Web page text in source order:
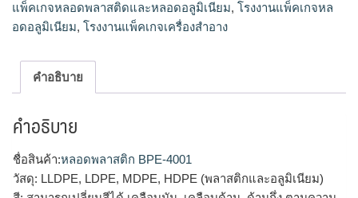
แพ็คเกจหลอดพลาสติดและหลอดอลูมิเนียม, โรงงานแพ็คเกจหล
อดอลูมิเนียม, โรงงานแพ็คเกจเครื่องสำอาง
คำอธิบาย
คำอธิบาย
ชื่อสินค้า:หลอดพลาสติก BPE-4001
วัสดุ: LLDPE, LDPE, MDPE, HDPE (พลาสติกและอลูมิเนียม)